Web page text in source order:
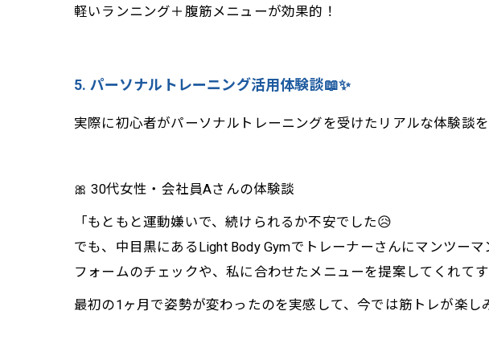
軽いランニング＋腹筋メニューが効果的！
5. パーソナルトレーニング活用体験談📖✨
実際に初心者がパーソナルトレーニングを受けたリアルな体験談を
🎀 30代女性・会社員Aさんの体験談
「もともと運動嫌いで、続けられるか不安でした😥
でも、中目黒にあるLight Body Gymでトレーナーさんにマンツーマ
フォームのチェックや、私に合わせたメニューを提案してくれて
最初の1ヶ月で姿勢が変わったのを実感して、今では筋トレが楽し